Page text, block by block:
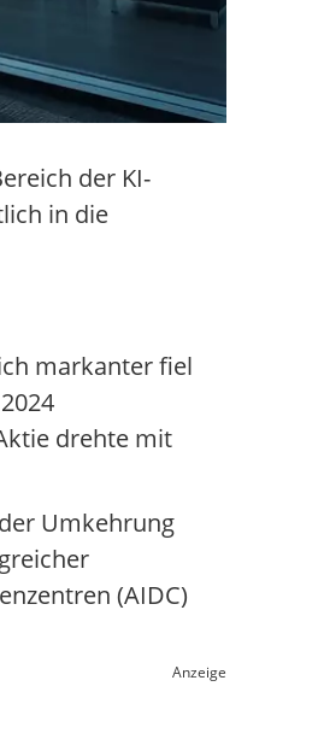
der KI-
in die
markanter fiel
drehte mit
Umkehrung
(AIDC)
Anzeige